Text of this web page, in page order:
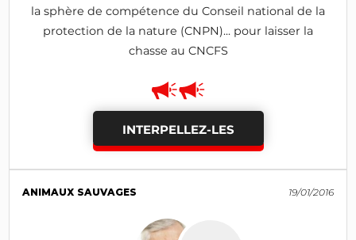
la sphère de compétence du Conseil national de la
protection de la nature (CNPN)... pour laisser la
chasse au CNCFS
INTERPELLEZ-LES
ANIMAUX SAUVAGES 19/01/2016